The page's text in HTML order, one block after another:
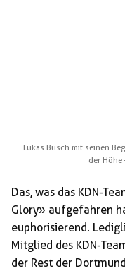
Lukas Busch mit seinen
der Höhe
Das, was das KDN-
Glory» aufgefahren
euphorisierend.
Mitglied des KDN-
der Rest der